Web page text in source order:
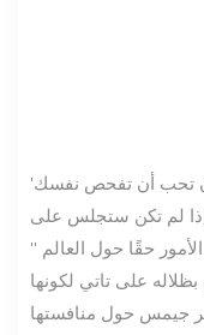
'في المخطط الشامل لكل ذلك ، عليك أن تحب أن تفحص نفسك
لم تكن ستجلس على
حقًا حول العالم ''
بظلاله على تاتي لكونها